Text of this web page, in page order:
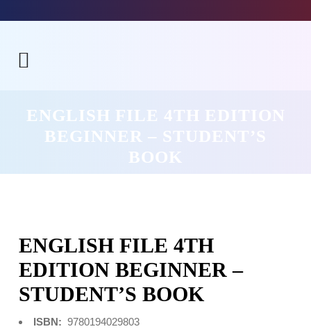
ENGLISH FILE 4TH EDITION
BEGINNER – STUDENT’S
BOOK
ENGLISH FILE 4TH
EDITION BEGINNER –
STUDENT’S BOOK
ISBN: 9780194029803